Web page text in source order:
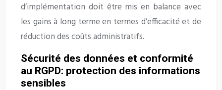
d’implémentation doit être mis en balance avec
les gains à long terme en termes d’efficacité et de
réduction des coûts administratifs.
Sécurité des données et conformité
au RGPD: protection des informations
sensibles